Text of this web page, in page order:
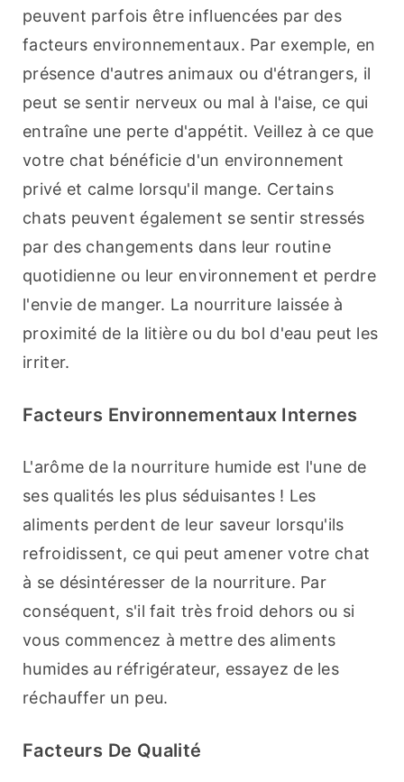
peuvent parfois être influencées par des
facteurs environnementaux. Par exemple, en
présence d'autres animaux ou d'étrangers, il
peut se sentir nerveux ou mal à l'aise, ce qui
entraîne une perte d'appétit. Veillez à ce que
votre chat bénéficie d'un environnement
privé et calme lorsqu'il mange. Certains
chats peuvent également se sentir stressés
par des changements dans leur routine
quotidienne ou leur environnement et perdre
l'envie de manger. La nourriture laissée à
proximité de la litière ou du bol d'eau peut les
irriter.
Facteurs Environnementaux Internes
L'arôme de la nourriture humide est l'une de
ses qualités les plus séduisantes ! Les
aliments perdent de leur saveur lorsqu'ils
refroidissent, ce qui peut amener votre chat
à se désintéresser de la nourriture. Par
conséquent, s'il fait très froid dehors ou si
vous commencez à mettre des aliments
humides au réfrigérateur, essayez de les
réchauffer un peu.
Facteurs De Qualité